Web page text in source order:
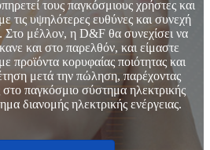
τους παγκόσμιους χρήστες και
τις υψηλότερες ευθύνες και συνεχή
Στο μέλλον, η D&F θα συνεχίσει να
και στο παρελθόν, και είμαστε
προϊόντα κορυφαίας ποιότητας και
μετά την πώληση, παρέχοντας
παγκόσμιο σύστημα ηλεκτρικής
διανομής ηλεκτρικής ενέργειας.